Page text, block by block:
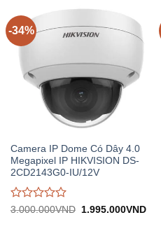
-34%
Camera IP Dome Có Dây 4.0
Megapixel IP HIKVISION DS-
2CD2143G0-IU/12V
Được
3.000.000VND
Giá
1.995.000VNDGiá